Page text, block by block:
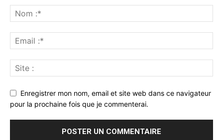
Enregistrer mon nom, email et site web dans ce navigateur
pour la prochaine fois que je commenterai.